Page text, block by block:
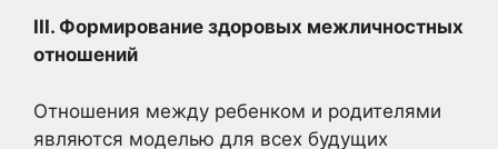
III. Формирование здоровых межличностных
отношений
Отношения между ребенком и родителями
являются моделью для всех будущих